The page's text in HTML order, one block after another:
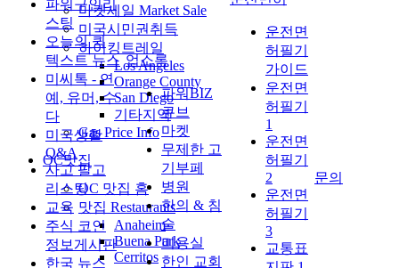
마켓세일 Market Sale
미국시민권취득
하이킹트레일
Los Angeles
Orange County
San Diego
기타지역
Gas Price Info
OC맛집
OC 맛집 홈
맛집 Restaurants
Anaheim
Buena Park
Cerritos
파워구인리
스팅
오늘의 퀵
텍스트 뉴스
미씨톡 - 연
예, 유머, 수
다
미국생활
Q&A
사고 팔고
리스팅
교육
주식 코인
정보게시판
한국 뉴스
업소록
파워BIZ
큐브
마켓
무제한 고
기부페
병원
한의 & 침
술
미용실
한인 교회
운전면
허필기
가이드
운전면
허필기
1
운전면
허필기
2
운전면
허필기
3
교통표
문의